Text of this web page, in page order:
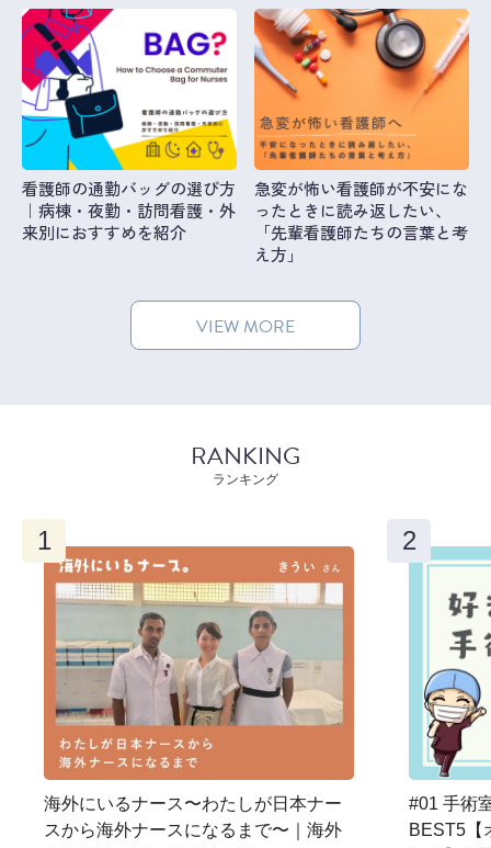
看護師の通勤バッグの選び方
｜病棟・夜勤・訪問看護・外
来別におすすめを紹介
急変が怖い看護師が不安にな
ったときに読み返したい、
「先輩看護師たちの言葉と考
え方」
VIEW MORE
RANKING
ランキング
海外にいるナース〜わたしが日本ナー
スから海外ナースになるまで〜｜海外
#01 手術
BEST5【